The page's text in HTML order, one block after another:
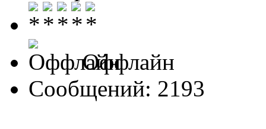
Оффлайн
Сообщений: 2193